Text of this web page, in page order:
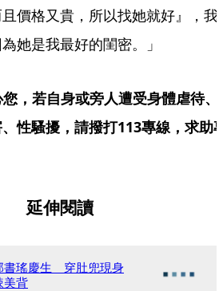
價格又貴，所以找她就好』，我
她是我最好的閨密。」
，若自身或旁人遭受身體虐待、
性騷擾，請撥打113專線，求助
延伸閱讀
書瑤慶生 穿肚兜現身
美背